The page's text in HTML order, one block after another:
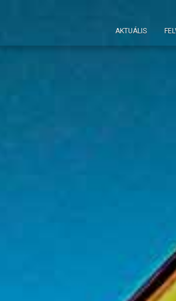
AKTUÁLIS